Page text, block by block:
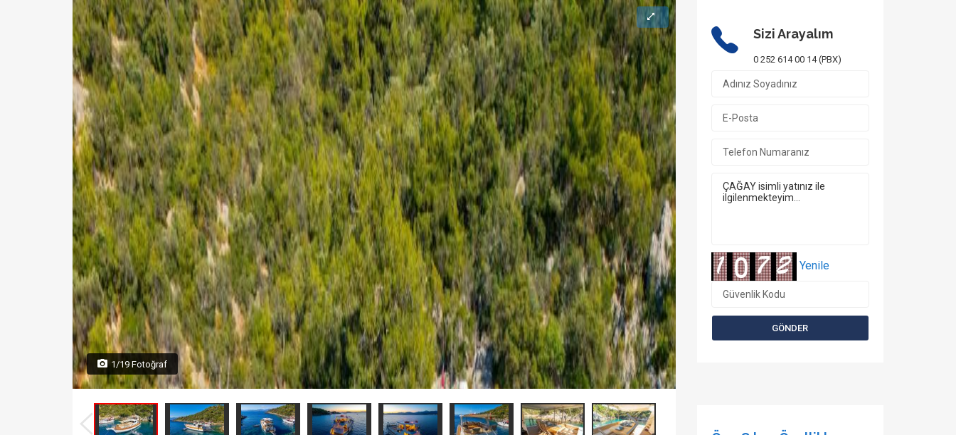
1/19 Fotoğraf
Sizi Arayalım
0 252 614 00 14 (PBX)
Yenile